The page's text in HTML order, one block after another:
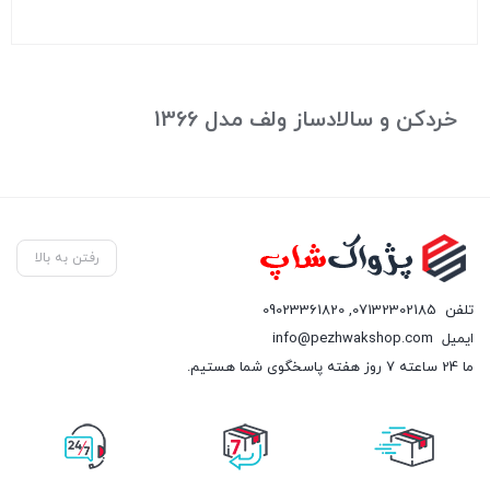
خردکن و سالادساز ولف مدل 1366
رفتن به بالا
تلفن 07132302185
,
09023361820
ایمیل info@pezhwakshop.com
ما 24 ساعته 7 روز هفته پاسخگوی شما هستیم.